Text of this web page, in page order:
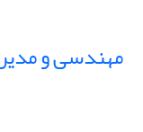
مهندسی و